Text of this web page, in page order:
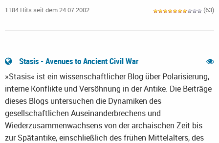
1184 Hits seit dem 24.07.2002 (63)
Stasis - Avenues to Ancient Civil War
»Stasis« ist ein wissenschaftlicher Blog über Polarisierung,
interne Konflikte und Versöhnung in der Antike. Die Beiträge
dieses Blogs untersuchen die Dynamiken des
gesellschaftlichen Auseinanderbrechens und
Wiederzusammenwachsens von der archaischen Zeit bis
zur Spätantike, einschließlich des frühen Mittelalters, des